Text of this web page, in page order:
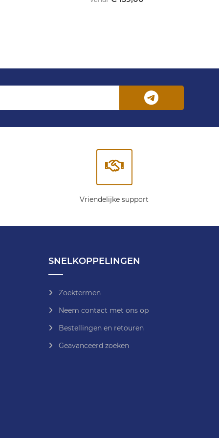
Vriendelijke support
SNELKOPPELINGEN
Zoektermen
Neem contact met ons op
Bestellingen en retouren
Geavanceerd zoeken